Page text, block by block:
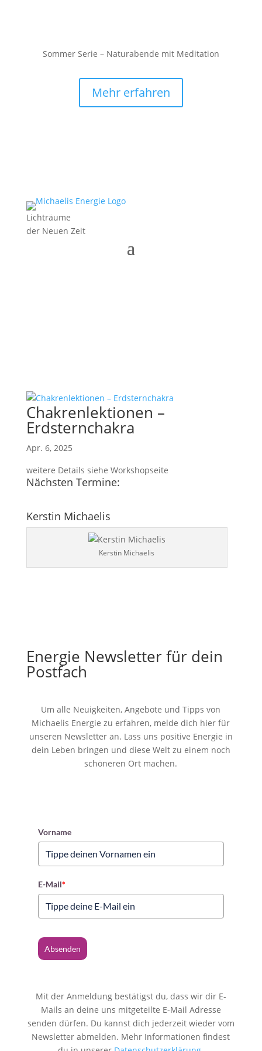
Sommer Serie – Naturabende mit Meditation
Mehr erfahren
Lichträume
der Neuen Zeit
Chakrenlektionen –
Erdsternchakra
Apr. 6, 2025
weitere Details siehe Workshopseite
Nächsten Termine:
Kerstin Michaelis
Kerstin Michaelis
Energie Newsletter für dein
Postfach
Um alle Neuigkeiten, Angebote und Tipps von
Michaelis Energie zu erfahren, melde dich hier für
unseren Newsletter an. Lass uns positive Energie in
dein Leben bringen und diese Welt zu einem noch
schöneren Ort machen.
Vorname
E-Mail*
Absenden
Mit der Anmeldung bestätigst du, dass wir dir E-
Mails an deine uns mitgeteilte E-Mail Adresse
senden dürfen. Du kannst dich jederzeit wieder vom
Newsletter abmelden. Mehr Informationen findest